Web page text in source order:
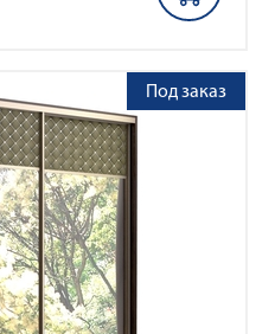
Под заказ